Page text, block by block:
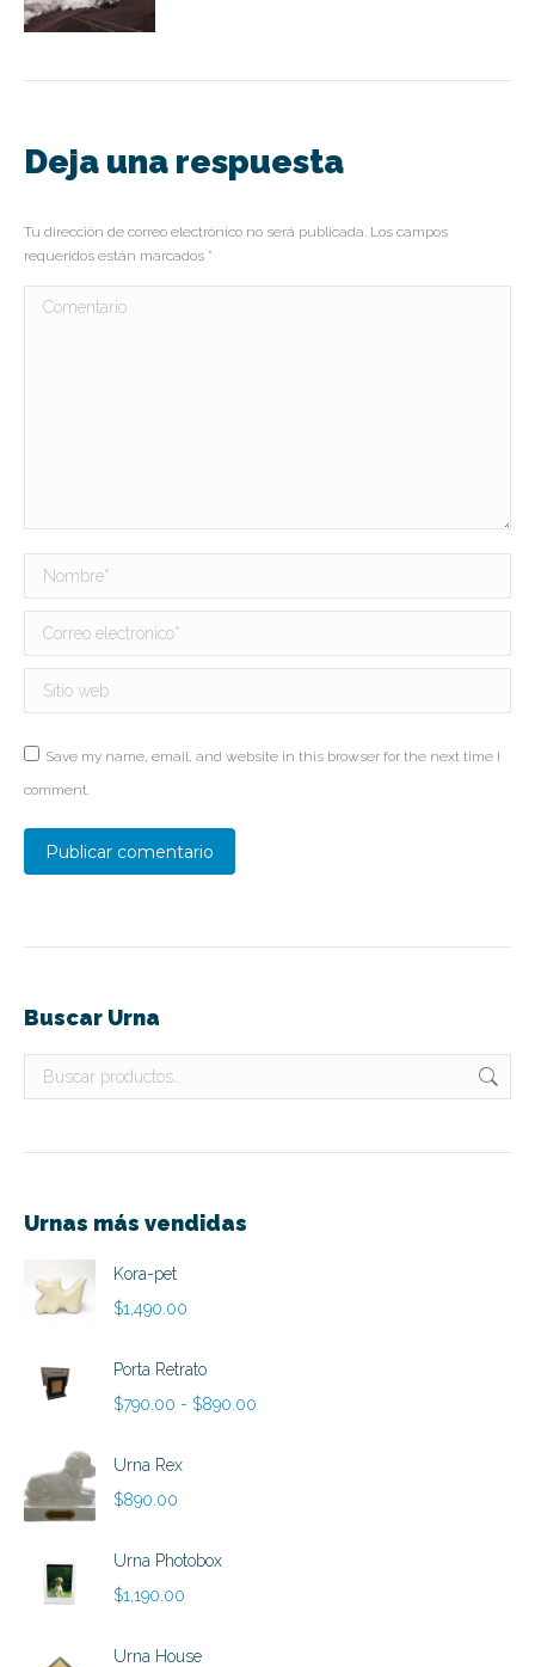
Deja una respuesta
Tu dirección de correo electrónico no será publicada. Los campos
requeridos están marcados *
Comentario
Nombre *
Correo electrónico *
Sitio web
Save my name, email, and website in this browser for the next time I
comment.
Publicar comentario
Buscar Urna
Urnas más vendidas
Kora-pet
$1,490.00
Porta Retrato
$790.00 - $890.00
Urna Rex
$890.00
Urna Photobox
$1,190.00
Urna House